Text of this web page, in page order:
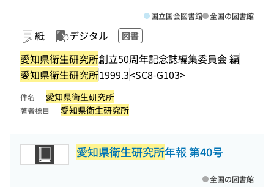
紙 デジタル 図書
愛知県衛生研究所創立50周年記念誌編集委員会 編
愛知県衛生研究所1999.3<SC8-G103>
国立国会図書館 全国の図書館
件名 愛知県衛生研究所
著者標目 愛知県衛生研究所
愛知県衛生研究所年報 第40号
全国の図書館